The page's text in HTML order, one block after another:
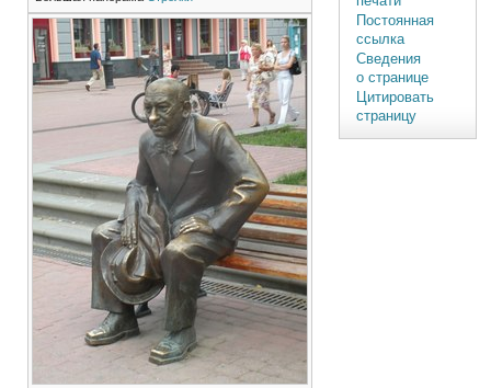
Постоянная
ссылка
Сведения
о странице
Цитировать
страницу